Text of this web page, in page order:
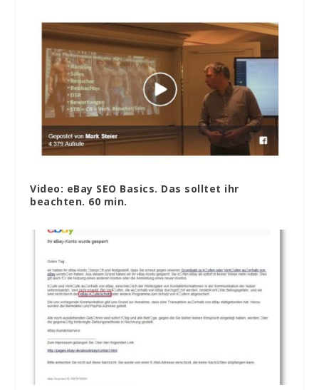
Video: eBay SEO Basics. Das solltet ihr
beachten. 60 min.